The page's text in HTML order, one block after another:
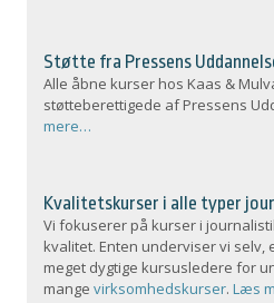
Støtte fra Pressens
Alle åbne kurser hos Kaas &
støtteberettigede af Pressens
mere…
Kvalitetskurser i alle typer
Vi fokuserer på kurser i
kvalitet. Enten underviser vi selv,
meget dygtige kursusledere for
mangevirksomhedskurser.Læs